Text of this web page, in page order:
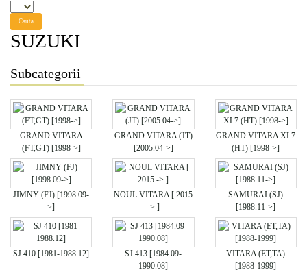
Cauta
SUZUKI
Subcategorii
GRAND VITARA
(FT,GT) [1998->]
GRAND VITARA (JT)
[2005.04->]
GRAND VITARA XL7
(HT) [1998->]
JIMNY (FJ) [1998.09-
>]
NOUL VITARA [ 2015
-> ]
SAMURAI (SJ)
[1988.11->]
SJ 410 [1981-1988.12]
SJ 413 [1984.09-
1990.08]
VITARA (ET,TA)
[1988-1999]